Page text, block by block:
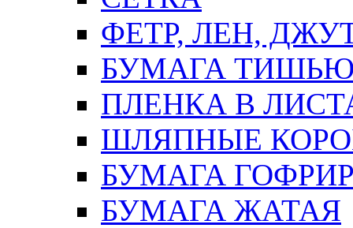
ФЕТР, ЛЕН,
БУМАГА
ПЛЕНКА В
ШЛЯПНЫЕ
БУМАГА
БУМАГА ЖАТАЯ